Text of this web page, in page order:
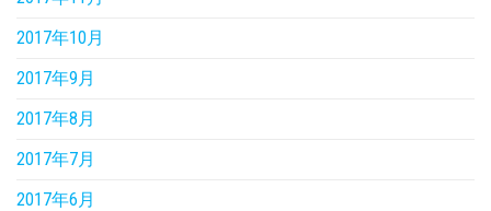
2017年10月
2017年9月
2017年8月
2017年7月
2017年6月